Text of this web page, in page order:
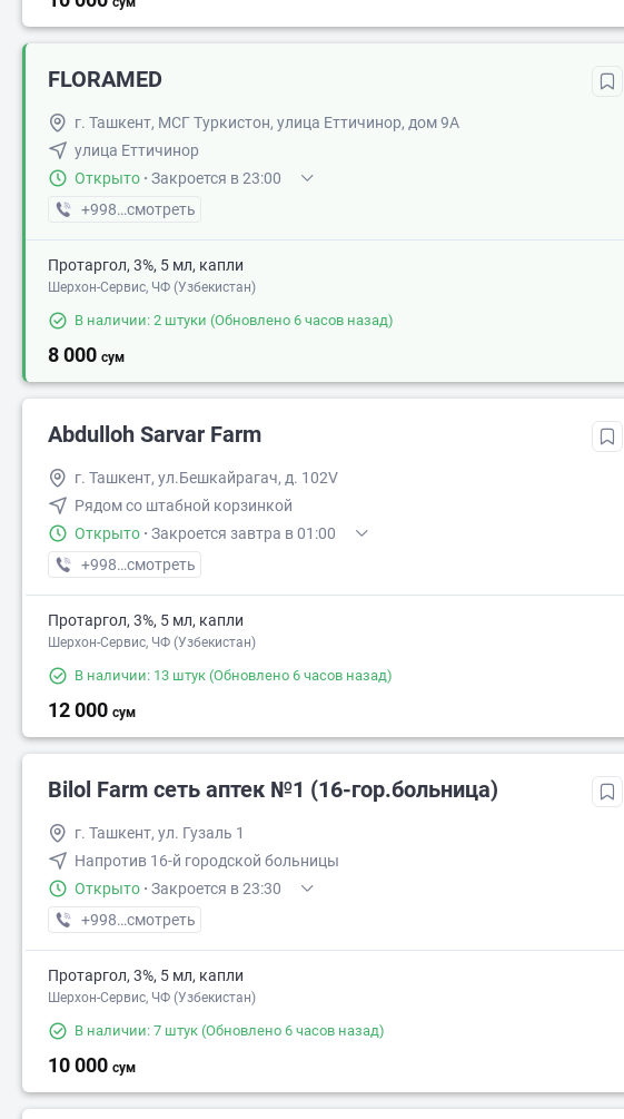
FLORAMED
г. Ташкент, МСГ Туркистон, улица Еттичинор, дом 9А
улица Еттичинор
Открыто · Закроется в 23:00
+998 (77) XXX-XX-XX
смотреть
Протаргол, 3%, 5 мл, капли
Шерхон-Сервис, ЧФ (Узбекистан)
В наличии: 2 штуки (Обновлено 6 часов назад)
8 000 сум
Abdulloh Sarvar Farm
г. Ташкент, ул.Бешкайрагач, д. 102V
Рядом со штабной корзинкой
Открыто · Закроется завтра в 01:00
+998 (97) XXX-XX-XX
смотреть
Протаргол, 3%, 5 мл, капли
Шерхон-Сервис, ЧФ (Узбекистан)
В наличии: 13 штук (Обновлено 6 часов назад)
12 000 сум
Bilol Farm сеть аптек №1 (16-гор.больница)
г. Ташкент, ул. Гузаль 1
Напротив 16-й городской больницы
Открыто · Закроется в 23:30
+998 (90) XXX-XX-XX
смотреть
Протаргол, 3%, 5 мл, капли
Шерхон-Сервис, ЧФ (Узбекистан)
В наличии: 7 штук (Обновлено 6 часов назад)
10 000 сум